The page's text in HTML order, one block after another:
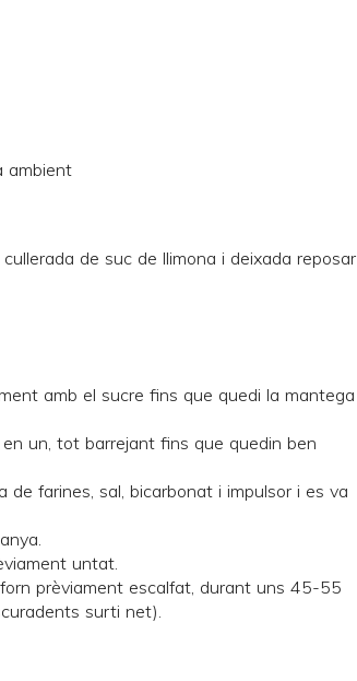
ambient
de suc de llimona i deixada reposar
amb el sucre fins que quedi la mantega
un, tot barrejant fins que quedin ben
de farines, sal, bicarbonat i impulsor i es va
untat.
prèviament escalfat, durant uns 45-55
surti net).